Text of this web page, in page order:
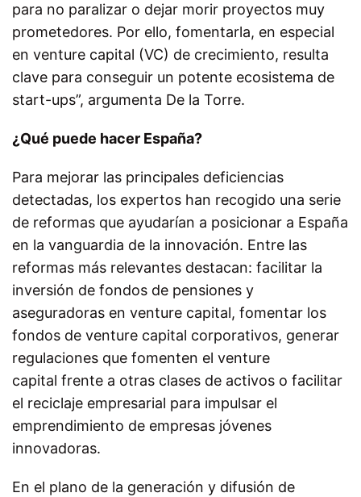
para no paralizar o dejar morir proyectos muy
prometedores. Por ello, fomentarla, en especial
en venture capital (VC) de crecimiento, resulta
clave para conseguir un potente ecosistema de
start-ups”, argumenta De la Torre.
¿Qué puede hacer España?
Para mejorar las principales deficiencias
detectadas, los expertos han recogido una serie
de reformas que ayudarían a posicionar a España
en la vanguardia de la innovación. Entre las
reformas más relevantes destacan: facilitar la
inversión de fondos de pensiones y
aseguradoras en venture capital, fomentar los
fondos de venture capital corporativos, generar
regulaciones que fomenten el venture
capital frente a otras clases de activos o facilitar
el reciclaje empresarial para impulsar el
emprendimiento de empresas jóvenes
innovadoras.
En el plano de la generación y difusión de